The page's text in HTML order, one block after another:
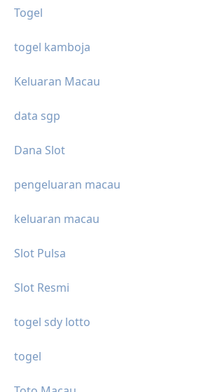
Togel
togel kamboja
Keluaran Macau
data sgp
Dana Slot
pengeluaran macau
keluaran macau
Slot Pulsa
Slot Resmi
togel sdy lotto
togel